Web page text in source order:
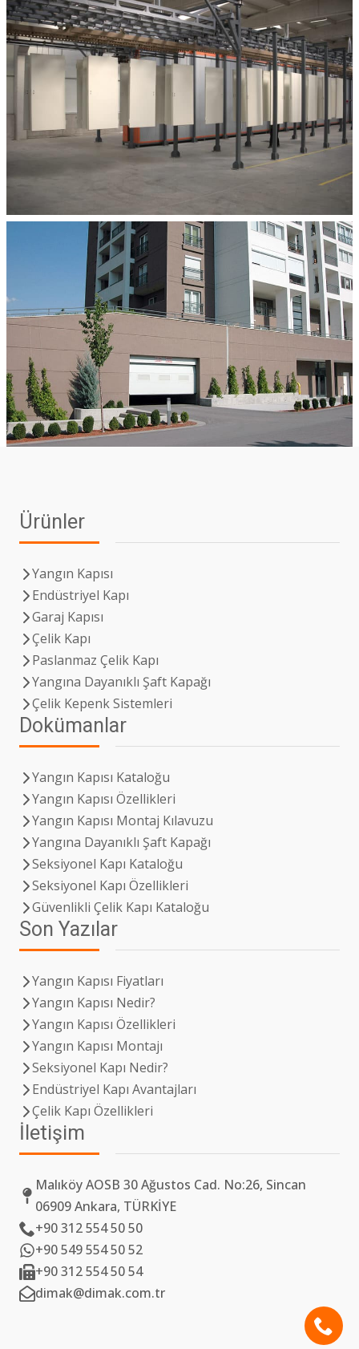
Ürünler
Yangın Kapısı
Endüstriyel Kapı
Garaj Kapısı
Çelik Kapı
Paslanmaz Çelik Kapı
Yangına Dayanıklı Şaft Kapağı
Çelik Kepenk Sistemleri
Dokümanlar
Yangın Kapısı Kataloğu
Yangın Kapısı Özellikleri
Yangın Kapısı Montaj Kılavuzu
Yangına Dayanıklı Şaft Kapağı
Seksiyonel Kapı Kataloğu
Seksiyonel Kapı Özellikleri
Güvenlikli Çelik Kapı Kataloğu
Son Yazılar
Yangın Kapısı Fiyatları
Yangın Kapısı Nedir?
Yangın Kapısı Özellikleri
Yangın Kapısı Montajı
Seksiyonel Kapı Nedir?
Endüstriyel Kapı Avantajları
Çelik Kapı Özellikleri
İletişim
Malıköy AOSB 30 Ağustos Cad. No:26, Sincan
06909 Ankara, TÜRKİYE
+90 312 554 50 50
+90 549 554 50 52
+90 312 554 50 54
dimak@dimak.com.tr